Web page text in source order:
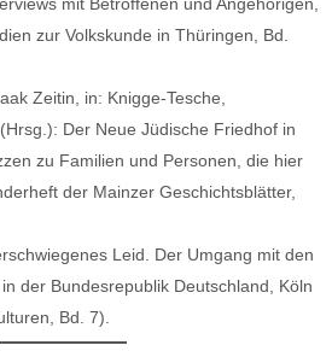
zur Volkskunde in Thüringen, Bd.
Zeitin, in: Knigge-Tesche,
Der Neue Jüdische Friedhof in
zu Familien und Personen, die hier
der Mainzer Geschichtsblätter,
Leid. Der Umgang mit den
der Bundesrepublik Deutschland, Köln
Bd. 7).